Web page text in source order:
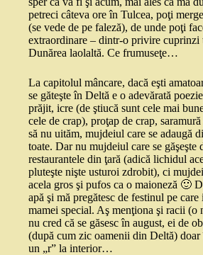
petreci câteva ore în Tulcea, poţi
(se vede de pe faleză), de unde poţi
extraordinare – dintr-o privire cuprinzi
Dunărea laolaltă. Ce frumuseţe…
La capitolul mâncare, dacă eşti
se găteşte în Deltă e o adevărată
prăjit, icre (de ştiucă sunt cele mai
cele de crap), proţap de crap,
să nu uităm, mujdeiul care se adaugă
toate. Dar nu mujdeiul care se găşeşte
restaurantele din ţară (adică lichidul
pluteşte nişte usturoi zdrobit), ci
acela gros şi pufos ca o maioneză 🙂
apă şi mă pregătesc de festinul pe
mamei special. Aş menţiona şi racii (o
nu cred că se găsesc în august, ei de
(după cum zic oamenii din Deltă) doar
un „r” la interior…